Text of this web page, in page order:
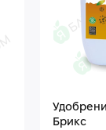
Брикс